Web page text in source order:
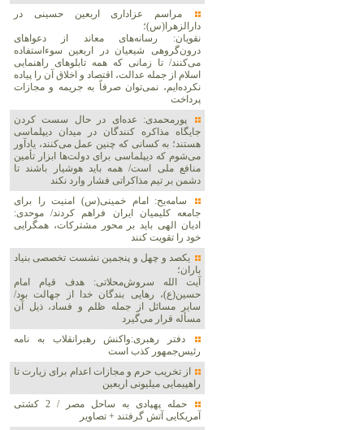
مراسم عزاداری اربعین حسینی در
دارالزهرا(س)؛
نقویان: رسانه‌های معاند از دعواهای
درون‌گروهی شیعیان در اربعین سوءاستفاده
می‌کنند/ تا زمانی که همه تابلوهای راهنمایی
اسلام از جمله عدالت، اقتصاد و اخلاق آن را پیاده
نکرده‌ایم، نمی‌توان صرفاً به جریمه و مجازات
پرداخت
پورمحمدی: عده‌ای در حال سست کردن
جایگاه مذاکره کنندگان در میدان دیپلماسی
هستند؛ به کسانی که چنین عمل می‌کنند، یادآور
می‌شوم که دیپلماسی برای دولت‌ها ابزار تأمین
منافع ملی است/ همه باید هوشیار باشند تا
دشمن بر تیم مذاکراتی فشار وارد نکند
سامه‌یح: امام خمینی(س) امنیت را برای
جامعه کلیمیان ایران فراهم کردند/ موحدی:
ادیان الهی باید بر محور مشترکات، همگرایی
خود را تقویت کنند
یکصد و چهل و پنجمین نشست تخصصی بنیاد
باران؛
آیت الله سروش‌محلاتی: هدف قیام امام
حسین(ع)، رهایی بندگان خدا از جهالت بود/
سایر مسائل از جمله ظلم و فساد، ذیل آن
مسأله قرار می‌گیرد
دفتر رهبری:واکنش رهبرانقلاب به نامه
رئیس‌جمهور کذب است
از تخریب حرم و مجازات اعدام برای زیارت تا
راهپیمایی میلیونی اربعین
حمله پهپادی به ساحل مصر / 2 کشتی
آمریکایی آتش گرفتند + تصاویر